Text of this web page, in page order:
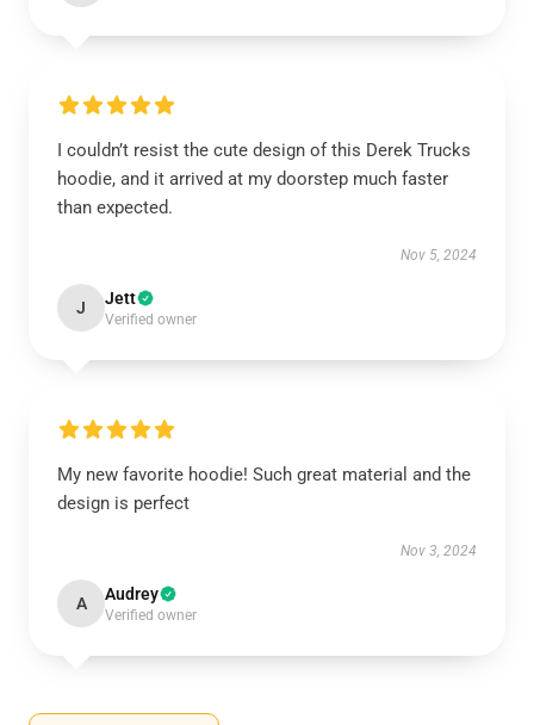
I couldn’t resist the cute design of this Derek Trucks
hoodie, and it arrived at my doorstep much faster
than expected.
Nov 5, 2024
J Jett
Verified owner
My new favorite hoodie! Such great material and the
design is perfect
Nov 3, 2024
A Audrey
Verified owner